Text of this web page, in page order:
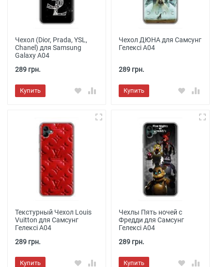
Чехол (Dior, Prada, YSL,
Chanel) для Samsung
Galaxy A04
289 грн.
Купить
Чехол ДЮНА для Самсунг
Гелексі А04
289 грн.
Купить
Текстурный Чехол Louis
Vuitton для Самсунг
Гелексі А04
289 грн.
Купить
Чехлы Пять ночей с
Фредди для Самсунг
Гелексі А04
289 грн.
Купить